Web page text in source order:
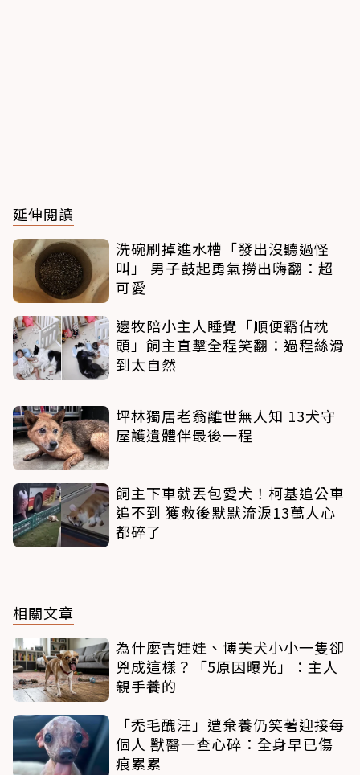
延伸閱讀
洗碗刷掉進水槽「發出沒聽過怪
叫」 男子鼓起勇氣撈出嗨翻：超
可愛
邊牧陪小主人睡覺「順便霸佔枕
頭」飼主直擊全程笑翻：過程絲滑
到太自然
坪林獨居老翁離世無人知 13犬守
屋護遺體伴最後一程
飼主下車就丟包愛犬！柯基追公車
追不到 獲救後默默流淚13萬人心
都碎了
相關文章
為什麼吉娃娃、博美犬小小一隻卻
兇成這樣？「5原因曝光」：主人
親手養的
「禿毛醜汪」遭棄養仍笑著迎接每
個人 獸醫一查心碎：全身早已傷
痕累累